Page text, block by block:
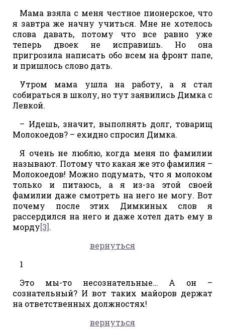
Мама взяла с меня честное пионерское, что
я завтра же начну учиться. Мне не хотелось
слова давать, потому что все равно уже
теперь двоек не исправишь. Но она
пригрозила написать обо всем на фронт папе,
и пришлось слово дать.
Утром мама ушла на работу, а я стал
собираться в школу, но тут заявились Димка с
Левкой.
– Идешь, значит, выполнять долг, товарищ
Молокоедов? – ехидно спросил Димка.
Я очень не люблю, когда меня по фамилии
называют. Потому что какая же это фамилия –
Молокоедов! Можно подумать, что я молоком
только и питаюсь, а я из-за этой своей
фамилии даже смотреть на него не могу. Вот
почему после этих Димкиных слов я
рассердился на него и даже хотел дать ему в
морду[3].
вернуться
1
Это мы-то несознательные… А он –
сознательный? И вот таких майоров держат
на ответственных должностях!
вернуться